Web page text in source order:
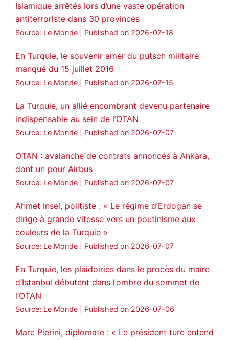
Islamique arrêtés lors d’une vaste opération
antiterroriste dans 30 provinces
Source: Le Monde Published on 2026-07-18
En Turquie, le souvenir amer du putsch militaire
manqué du 15 juillet 2016
Source: Le Monde Published on 2026-07-15
La Turquie, un allié encombrant devenu partenaire
indispensable au sein de l’OTAN
Source: Le Monde Published on 2026-07-07
OTAN : avalanche de contrats annoncés à Ankara,
dont un pour Airbus
Source: Le Monde Published on 2026-07-07
Ahmet Insel, politiste : « Le régime d’Erdogan se
dirige à grande vitesse vers un poutinisme aux
couleurs de la Turquie »
Source: Le Monde Published on 2026-07-07
En Turquie, les plaidoiries dans le procès du maire
d’Istanbul débutent dans l’ombre du sommet de
l’OTAN
Source: Le Monde Published on 2026-07-06
Marc Pierini, diplomate : « Le président turc entend